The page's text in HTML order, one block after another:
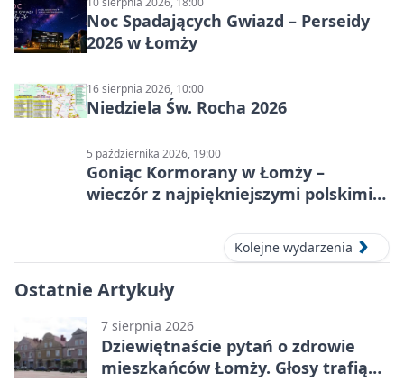
Noc Spadających Gwiazd – Perseidy
2026 w Łomży
16 sierpnia 2026, 10:00
Niedziela Św. Rocha 2026
5 października 2026, 19:00
Goniąc Kormorany w Łomży –
wieczór z najpiękniejszymi polskimi
Kolejne wydarzenia
Ostatnie Artykuły
7 sierpnia 2026
Dziewiętnaście pytań o zdrowie
mieszkańców Łomży. Głosy trafią